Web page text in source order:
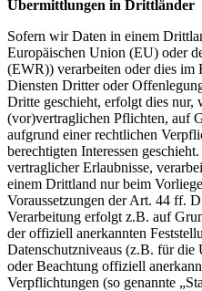
Übermittlungen in Drittländer
Sofern wir Daten in einem
Europäischen Union (EU) oder
(EWR)) verarbeiten oder dies im
Diensten Dritter oder
Dritte geschieht, erfolgt dies nur,
(vor)vertraglichen Pflichten, auf
aufgrund einer rechtlichen
berechtigten Interessen
vertraglicher Erlaubnisse,
einem Drittland nur beim
Voraussetzungen der Art. 44 ff.
Verarbeitung erfolgt z.B. auf
der offiziell anerkannten
Datenschutzniveaus (z.B. für die
oder Beachtung offiziell
Verpflichtungen (so genannte